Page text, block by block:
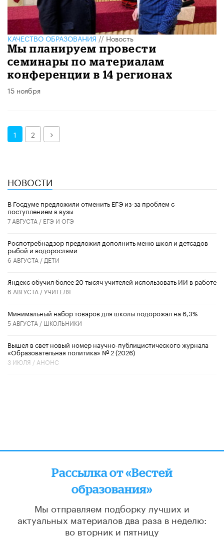
КАЧЕСТВО ОБРАЗОВАНИЯ//Новость
Мы планируем провести
семинары по материалам
конференции в 14 регионах
15 ноября
1 2 Далее
НОВОСТИ
В Госдуме предложили отменить ЕГЭ из-за проблем с
поступлением в вузы
7 АВГУСТА / ЕГЭ И ОГЭ
Роспотребнадзор предложил дополнить меню школ и детсадов
рыбой и водорослями
6 АВГУСТА / ДЕТИ
​Яндекс обучил более 20 тысяч учителей использовать ИИ в работе
6 АВГУСТА /УЧИТЕЛЯ
Минимальный набор товаров для школы подорожал на 6,3%
5 АВГУСТА / ШКОЛЬНИКИ
Вышел в свет новый номер научно-публицистического журнала
«Образовательная политика» № 2 (2026)
3 ИЮЛЯ / АНОНС
Рассылка от «Вестей
образования»
Мы отправляем подборку лучших и
актуальных материалов два раза в неделю:
во вторник и пятницу